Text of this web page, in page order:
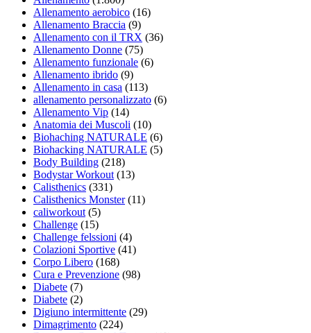
Allenamento aerobico (16)
Allenamento Braccia (9)
Allenamento con il TRX (36)
Allenamento Donne (75)
Allenamento funzionale (6)
Allenamento ibrido (9)
Allenamento in casa (113)
allenamento personalizzato (6)
Allenamento Vip (14)
Anatomia dei Muscoli (10)
Biohaching NATURALE (6)
Biohacking NATURALE (5)
Body Building (218)
Bodystar Workout(13)
Calisthenics (331)
Calisthenics Monster(11)
caliworkout(5)
Challenge (15)
Challenge felssioni (4)
Colazioni Sportive (41)
Corpo Libero (168)
Cura e Prevenzione (98)
Diabete (7)
Diabete (2)
Digiuno intermittente (29)
Dimagrimento (224)